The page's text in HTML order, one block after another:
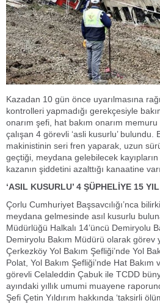
Kazadan 10 gün önce uyarılmasına
kontrolleri yapmadığı gerekçesiyle
onarım şefi, hat bakım onarım
çalışan 4 görevli ‘asli kusurlu’
makinistinin seri fren yaparak, uzun
geçtiği, meydana gelebilecek
kazanın şiddetini azalttığı kanaatine
‘ASIL KUSURLU’ 4 ŞÜPHELİYE 15
Çorlu Cumhuriyet Başsavcılığı’nca
meydana gelmesinde asıl kusurlu
Müdürlüğü Halkalı 14’üncü Demiryolu
Demiryolu Bakım Müdürü olarak görev
Çerkezköy Yol Bakım Şefliği’nde Yol
Polat, Yol Bakım Şefliği’nde Hat
görevli Celaleddin Çabuk ile TCDD
ayındaki yıllık umumi muayene
Şefi Çetin Yıldırım hakkında ‘taksirli